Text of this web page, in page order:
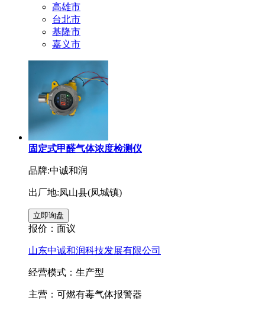
高雄市
台北市
基隆市
嘉义市
固定式甲醛气体浓度检测仪
品牌:中诚和润
出厂地:凤山县(凤城镇)
报价： 面议
山东中诚和润科技发展有限公司
经营模式：生产型
主营：可燃有毒气体报警器